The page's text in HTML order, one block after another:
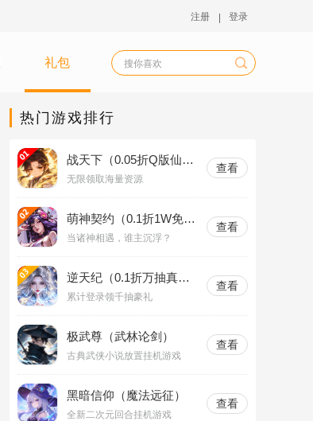
注册 登录
礼包
热门游戏排行
战天下（0.05折Q版仙
域）
无限领取海量资源
查看
萌神契约（0.1折1W免费
版）
当诸神相遇，谁主沉浮？
查看
逆天纪（0.1折万抽真充
版）
累计登录领千抽豪礼
查看
极武尊（武林论剑）
古典武侠小说放置挂机游戏
查看
黑暗信仰（魔法远征）
全新二次元回合挂机游戏
查看